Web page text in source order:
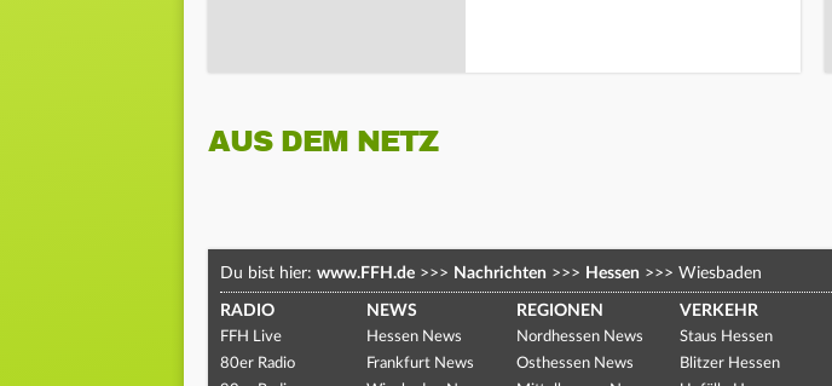
AUS DEM NETZ
Du bist hier: www.FFH.de >>> Nachrichten >>> Hessen >>> Wiesbaden
RADIO
FFH Live
80er Radio
NEWS
Hessen News
Frankfurt News
REGIONEN
Nordhessen News
Osthessen News
VERKEHR
Staus Hessen
Blitzer Hessen